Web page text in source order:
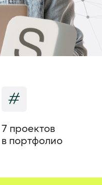
#
7 проектов
в портфолио